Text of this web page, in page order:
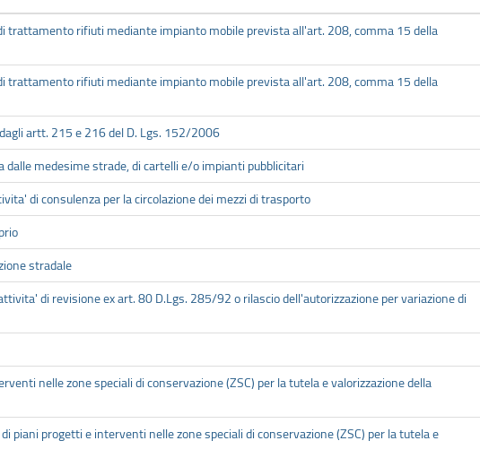
trattamento rifiuti mediante impianto mobile prevista all'art. 208, comma 15 della
trattamento rifiuti mediante impianto mobile prevista all'art. 208, comma 15 della
artt. 215 e 216 del D. Lgs. 152/2006
medesime strade, di cartelli e/o impianti pubblicitari
di consulenza per la circolazione dei mezzi di trasporto
stradale
di revisione ex art. 80 D.Lgs. 285/92 o rilascio dell'autorizzazione per variazione di
nelle zone speciali di conservazione (ZSC) per la tutela e valorizzazione della
piani progetti e interventi nelle zone speciali di conservazione (ZSC) per la tutela e